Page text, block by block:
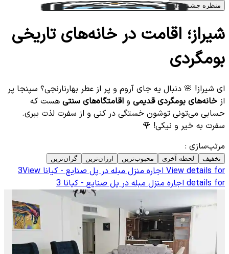
منظره چشم نواز
شیراز؛ اقامت در خانه‌های تاریخی
بومگردی
ای شیراز! 🌸 دنبال یه جای آروم و پر از عطر بهارنارنجی؟ سپنجا پر
از خانه‌های بومگردی قدیمی و اقامتگاه‌های سنتی هست که
حسابی می‌تونی توشون خستگی در کنی و از سفرت لذت ببری.
سفرت به خیر و نیکی! 🌹
مرتب‌سازی :
تخفیف لحظه آخری محبوب‌ترین ارزان‌ترین گران‌ترین
View details for اجاره منزل مبله در پل صنایع - کیانا 3View
details for اجاره منزل مبله در پل صنایع - کیانا 3